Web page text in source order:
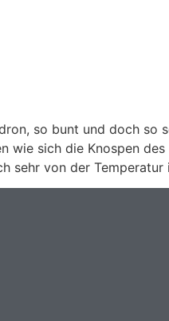
so bunt und doch so
wie sich die Knospen
sehr von der